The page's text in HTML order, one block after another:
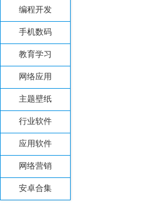
编程开发
手机数码
教育学习
网络应用
主题壁纸
行业软件
应用软件
网络营销
安卓合集